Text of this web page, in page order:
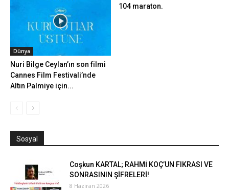
Dünya
Nuri Bilge Ceylan’ın son filmi
Cannes Film Festivali’nde
Altın Palmiye için...
104 maraton.
Sosyal
Coşkun KARTAL; RAHMİ KOÇ’UN FIKRASI VE
SONRASININ ŞİFRELERİ!
8 Haziran 2026